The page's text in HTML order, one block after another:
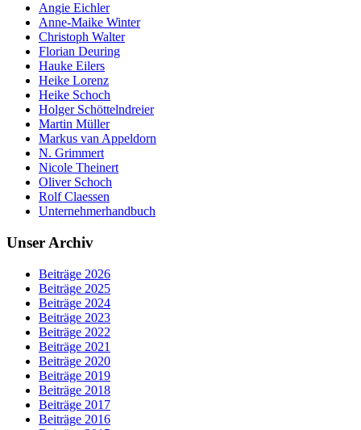
Angie Eichler
Anne-Maike Winter
Christoph Walter
Florian Deuring
Hauke Eilers
Heike Lorenz
Heike Schoch
Holger Schöttelndreier
Martin Müller
Markus van Appeldorn
N. Grimmert
Nicole Theinert
Oliver Schoch
Rolf Claessen
Unternehmerhandbuch
Unser Archiv
Beiträge 2026
Beiträge 2025
Beiträge 2024
Beiträge 2023
Beiträge 2022
Beiträge 2021
Beiträge 2020
Beiträge 2019
Beiträge 2018
Beiträge 2017
Beiträge 2016